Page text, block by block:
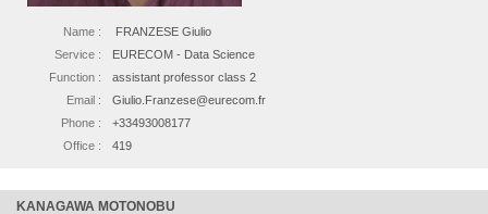
Name :
FRANZESE Giulio
Service :
EURECOM - Data Science
Function :
assistant professor class 2
Email :
Giulio.Franzese@eurecom.fr
Phone :
+33493008177
Office :
419
KANAGAWA MOTONOBU